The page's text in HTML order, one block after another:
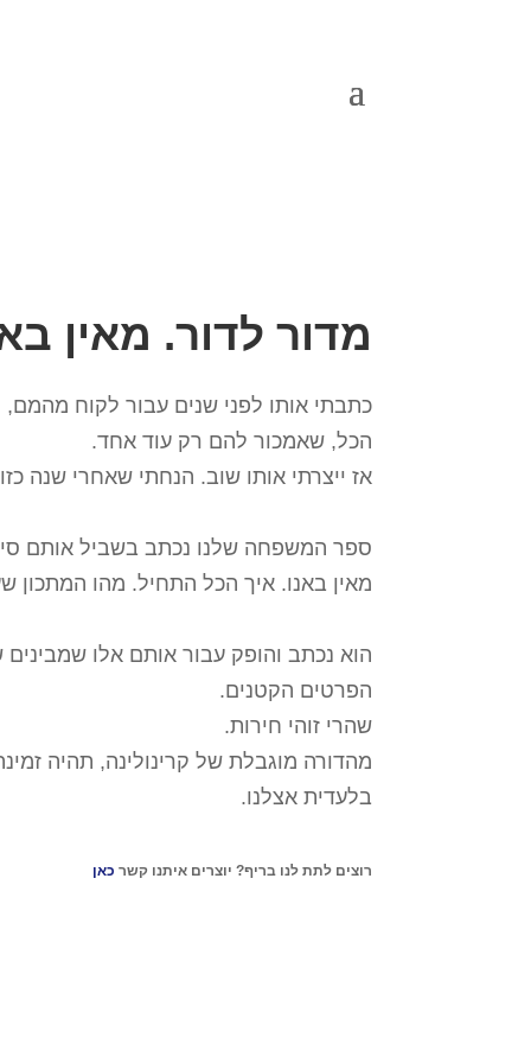
מדור לדור. מאין
כתבתי אותו לפני שנים עבור לקוח
הכל, שאמכור להם רק עוד אחד.
אז ייצרתי אותו שוב. הנחתי שאחרי שנה
ספר המשפחה שלנו נכתב בשביל אותם
מאין באנו. איך הכל התחיל. מהו
הוא נכתב והופק עבור אותם אלו
הפרטים הקטנים.
שהרי זוהי חירות.
מהדורה מוגבלת של קרינולינה, תהיה
בלעדית אצלנו.
רוצים לתת לנו בריף? יוצרים איתנו קשר כאן